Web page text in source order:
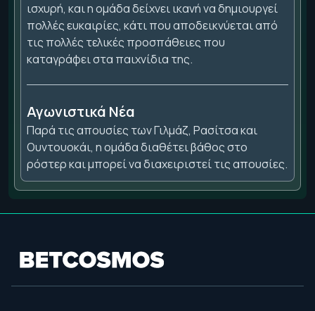
ισχυρή, και η ομάδα δείχνει ικανή να δημιουργεί
πολλές ευκαιρίες, κάτι που αποδεικνύεται από
τις πολλές τελικές προσπάθειες που
καταγράφει στα παιχνίδια της.
Αγωνιστικά Νέα
Παρά τις απουσίες των Γιλμάζ, Ρασίτσα και
Ουντουοκάι, η ομάδα διαθέτει βάθος στο
ρόστερ και μπορεί να διαχειριστεί τις απουσίες.